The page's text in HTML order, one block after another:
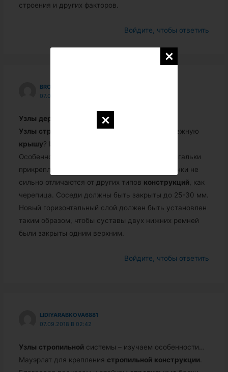
строения и других факторов.
Войдите, чтобы ответить
BRONISLAVCAGAREVA5328
07.09.2018 В 02:38
Узлы деревянной
кровли
Узлы стропильной
системы – как делать надежную
крышу? Из каких элементов состоит
Особенности несущих
Длина гальки
прикреплена к
— ее рисунки не
сильно отличаются от других типов конструкций, как
черепица. Соседи должны быть закрыты до 25-30 мм.
Новый горизонтальный слой должен быть установлен
таким образом, чтобы суставы двух нижних ремней
были закрыты одним верхним.
Войдите, чтобы ответить
LIDIYARABKOVA6881
07.09.2018 В 02:42
Узлы стропильной системы – изучаем особенности…
Мауэрлат для крепления стропильной конструкции